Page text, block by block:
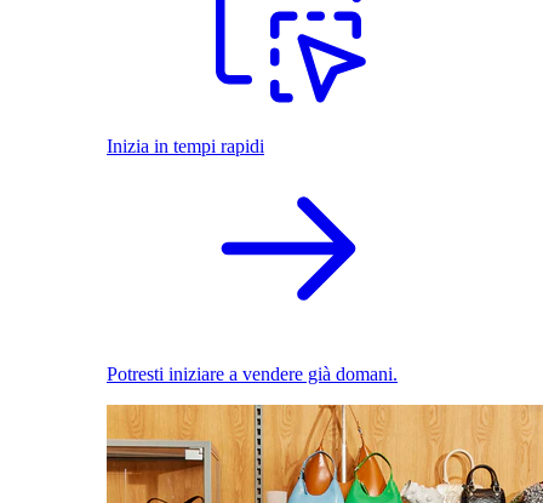
Inizia in tempi rapidi
Potresti iniziare a vendere già domani.